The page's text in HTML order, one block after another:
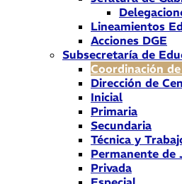
Lineamientos
Acciones DGE
Subsecretaría de
Coordinación
Dirección de
Inicial
Primaria
Secundaria
Técnica y
Permanente de
Privada